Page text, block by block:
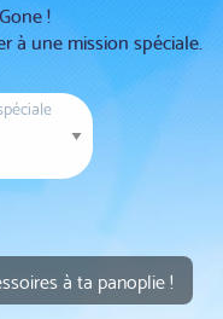
!
à une mission spéciale.
à ta panoplie !